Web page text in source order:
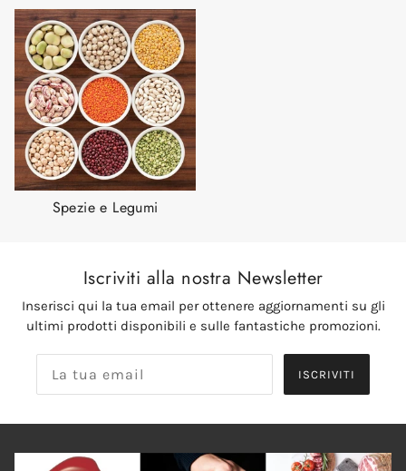
Spezie e Legumi
Iscriviti alla nostra Newsletter
Inserisci qui la tua email per ottenere aggiornamenti su gli
ultimi prodotti disponibili e sulle fantastiche promozioni.
ISCRIVITI